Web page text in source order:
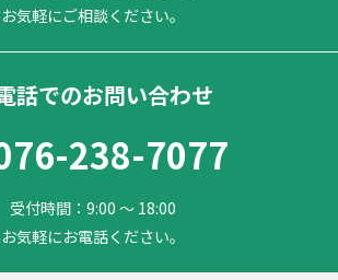
お気軽にご相談ください。
話でのお問い合わせ
238-7077
受付時間：9:00 ～ 18:00
お気軽にお電話ください。